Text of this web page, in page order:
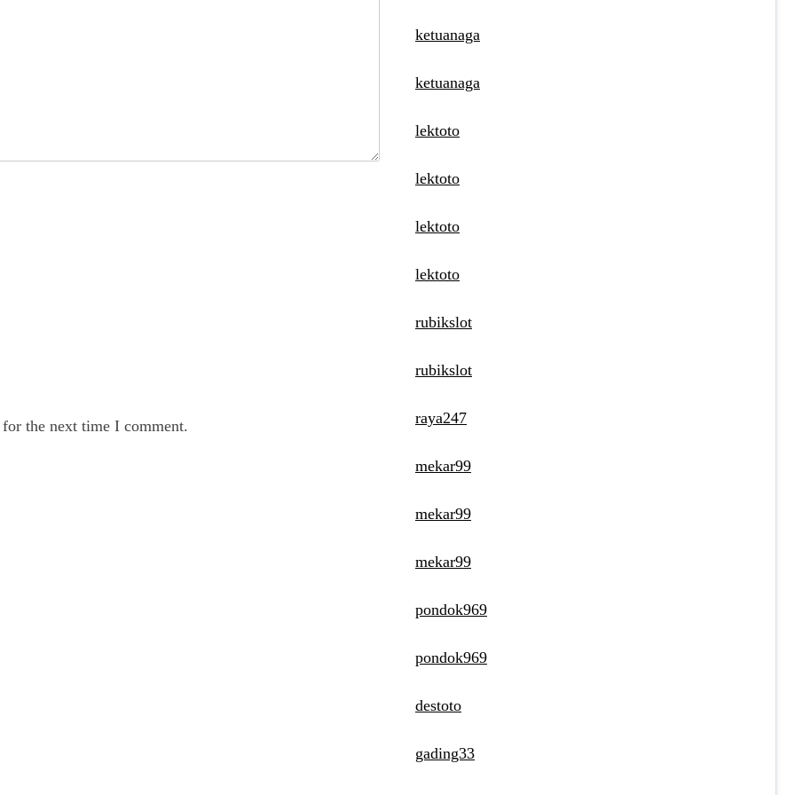
the next time I comment.
ketuanaga
ketuanaga
lektoto
lektoto
lektoto
lektoto
rubikslot
rubikslot
raya247
mekar99
mekar99
mekar99
pondok969
pondok969
destoto
gading33